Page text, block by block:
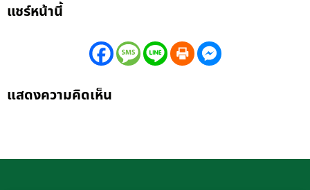
แชร์หน้านี้
แสดงความคิดเห็น